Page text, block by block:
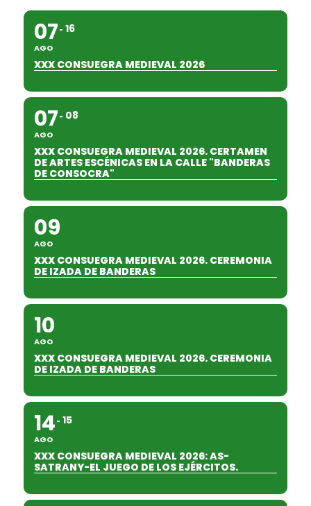
07
AGO
16
XXX CONSUEGRA MEDIEVAL 2026
07
AGO
08
XXX CONSUEGRA MEDIEVAL 2026. CERTAMEN
DE ARTES ESCÉNICAS EN LA CALLE "BANDERAS
DE CONSOCRA"
09
AGO
XXX CONSUEGRA MEDIEVAL 2026. CEREMONIA
DE IZADA DE BANDERAS
10
AGO
XXX CONSUEGRA MEDIEVAL 2026. CEREMONIA
DE IZADA DE BANDERAS
14
AGO
15
XXX CONSUEGRA MEDIEVAL 2026: AS-
SATRANY-EL JUEGO DE LOS EJÉRCITOS.